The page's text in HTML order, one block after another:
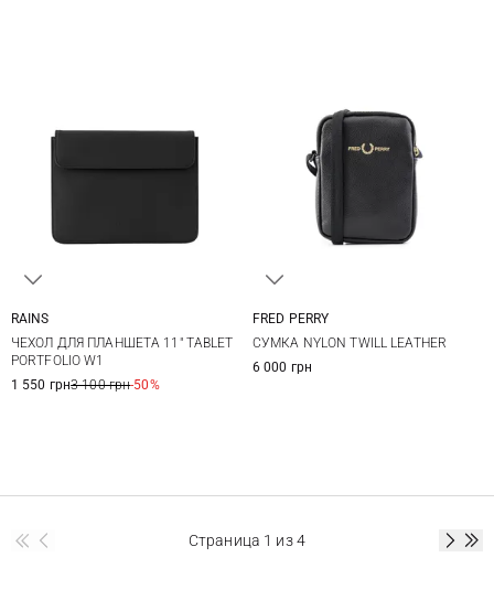
RAINS
ЧЕХОЛ ДЛЯ ПЛАНШЕТА 11" TABLET
PORTFOLIO W1
1 550 грн3 100 грн-50%
FRED PERRY
СУМКА NYLON TWILL LEATHER
6 000 грн
Страница 1 из 4